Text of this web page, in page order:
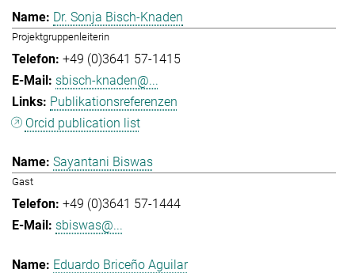
Dr. Sonja Bisch-Knaden
Projektgruppenleiterin
+49 (0)3641 57-1415
sbisch-knaden@...
Publikationsreferenzen
Orcid publication list
Sayantani Biswas
Gast
+49 (0)3641 57-1444
sbiswas@...
Eduardo Briceño Aguilar